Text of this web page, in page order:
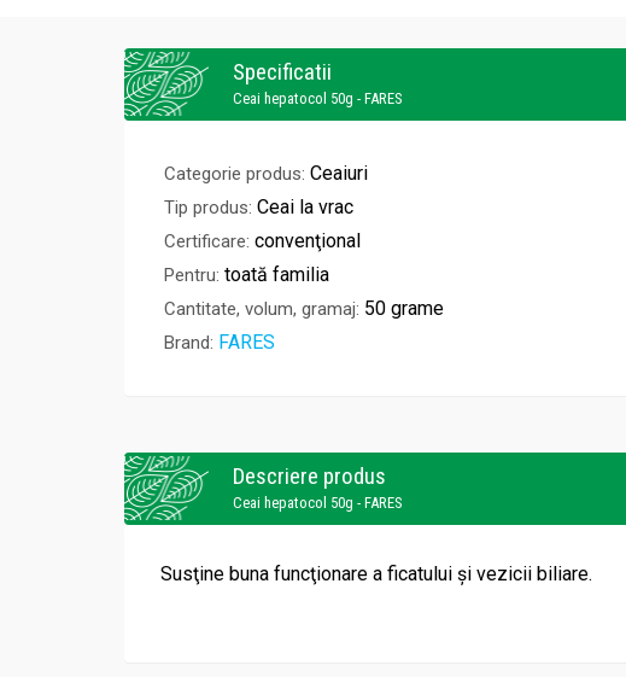
Specificatii
Ceai hepatocol 50g - FARES
Categorie produs: Ceaiuri
Tip produs: Ceai la vrac
Certificare: convenţional
Pentru: toată familia
Cantitate, volum, gramaj: 50 grame
Brand: FARES
Descriere produs
Ceai hepatocol 50g - FARES
Susţine buna funcţionare a ficatului şi vezicii biliare.